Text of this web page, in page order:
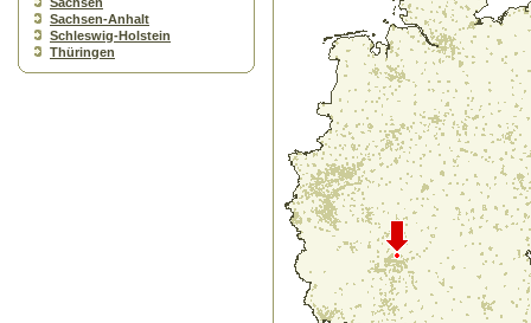
Sachsen-Anhalt
Schleswig-Holstein
Thüringen